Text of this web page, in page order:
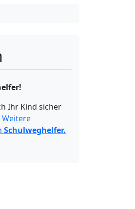
Ihr Kind sicher
Weitere
Schulweghelfer.